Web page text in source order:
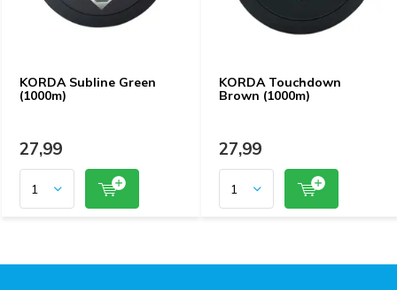
KORDA Subline Green
(1000m)
27,99
KORDA Touchdown
Brown (1000m)
27,99